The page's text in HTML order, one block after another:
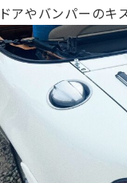
ドアやバンパーのキ